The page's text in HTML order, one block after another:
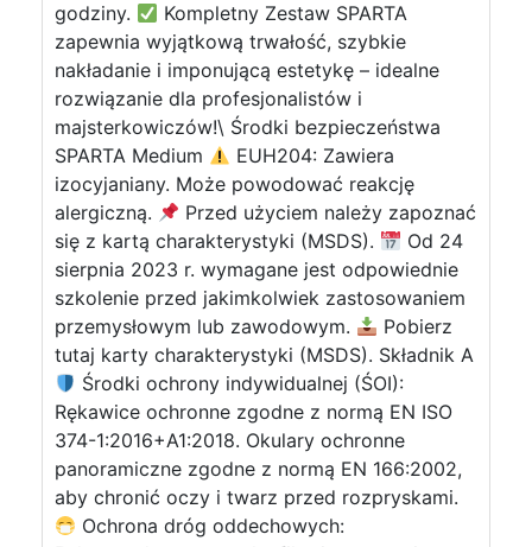
godziny.
Kompletny Zestaw SPARTA
zapewnia wyjątkową trwałość, szybkie
nakładanie i imponującą estetykę – idealne
rozwiązanie dla profesjonalistów i
majsterkowiczów!\ Środki bezpieczeństwa
SPARTA Medium
EUH204: Zawiera
izocyjaniany. Może powodować reakcję
alergiczną.
Przed użyciem należy zapoznać
się z kartą charakterystyki (MSDS).
Od 24
sierpnia 2023 r. wymagane jest odpowiednie
szkolenie przed jakimkolwiek zastosowaniem
przemysłowym lub zawodowym.
Pobierz
tutaj karty charakterystyki (MSDS). Składnik A
Środki ochrony indywidualnej (ŚOI):
Rękawice ochronne zgodne z normą EN ISO
374-1:2016+A1:2018. Okulary ochronne
panoramiczne zgodne z normą EN 166:2002,
aby chronić oczy i twarz przed rozpryskami.
Ochrona dróg oddechowych: